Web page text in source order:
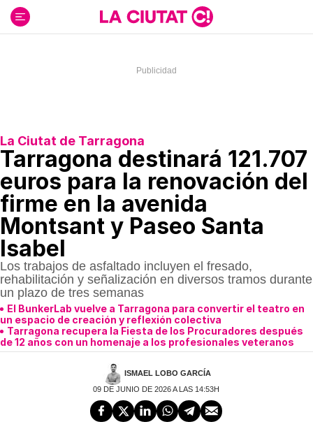
contenido
La Ciutat de Tarragona
Tarragona destinará 121.707
euros para la renovación del
firme en la avenida
Montsant y Paseo Santa
Isabel
Los trabajos de asfaltado incluyen el fresado,
rehabilitación y señalización en diversos tramos durante
un plazo de tres semanas
El BunkerLab vuelve a Tarragona para convertir el teatro en
un espacio de creación y reflexión colectiva
Tarragona recupera la Fiesta de los Procuradores después
de 12 años con un homenaje a los profesionales veteranos
ISMAEL LOBO GARCÍA
09 DE JUNIO DE 2026 A LAS 14:53H